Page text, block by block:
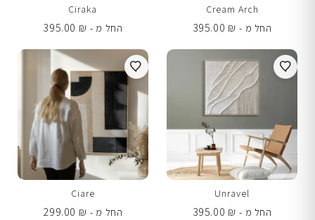
Cream Arch
החל מ -
395.00 ₪
Ciraka
החל מ -
395.00 ₪
Unravel
החל מ -
395.00 ₪
Ciare
החל מ -
299.00 ₪